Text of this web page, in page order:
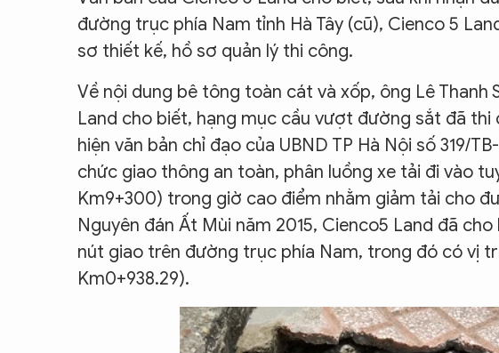
đường trục phía Nam tỉnh Hà Tây (cũ), Cienco 5
sơ thiết kế, hồ sơ quản lý thi công.
Về nội dung bê tông toàn cát và xốp, ông Lê Thanh
Land cho biết, hạng mục cầu vượt đường sắt đã
hiện văn bản chỉ đạo của UBND TP Hà Nội số 319/
chức giao thông an toàn, phân luồng xe tải đi vào
Km9+300) trong giờ cao điểm nhằm giảm tải cho
Nguyên đán Ất Mùi năm 2015, Cienco5 Land đã
nút giao trên đường trục phía Nam, trong đó có vị
Km0+938.29).